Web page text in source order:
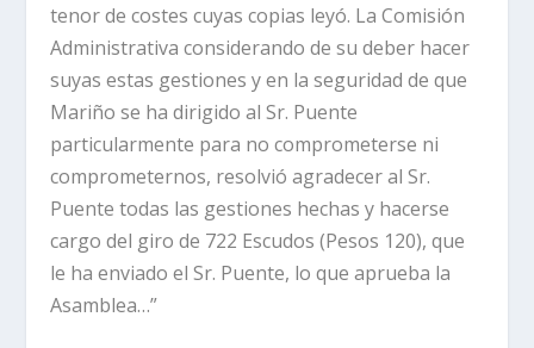
tenor de costes cuyas copias leyó. La Comisión
Administrativa considerando de su deber hacer
suyas estas gestiones y en la seguridad de que
Mariño se ha dirigido al Sr. Puente
particularmente para no comprometerse ni
comprometernos, resolvió agradecer al Sr.
Puente todas las gestiones hechas y hacerse
cargo del giro de 722 Escudos (Pesos 120), que
le ha enviado el Sr. Puente, lo que aprueba la
Asamblea…”